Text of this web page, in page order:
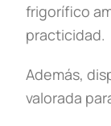
frigorífico
practicidad.
Además,
valorada